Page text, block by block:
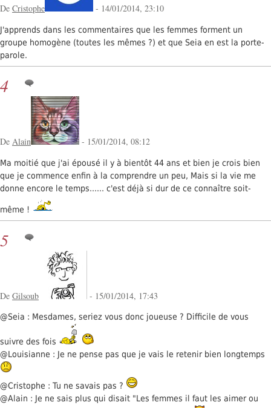
De Cristophe - 14/01/2014, 23:10
J'apprends dans les commentaires que les femmes forment un
groupe homogène (toutes les mêmes ?) et que Seia en est la porte-
parole.
4
De Alain - 15/01/2014, 08:12
Ma moitié que j'ai épousé il y à bientôt 44 ans et bien je crois bien
que je commence enfin à la comprendre un peu, Mais si la vie me
donne encore le temps...... c'est déjà si dur de ce connaître soit-
même !
5
De Gilsoub - 15/01/2014, 17:43
@Seia : Mesdames, seriez vous donc joueuse ? Difficile de vous
suivre des fois
@Louisianne : Je ne pense pas que je vais le retenir bien longtemps
@Cristophe : Tu ne savais pas ?
@Alain : Je ne sais plus qui disait "Les femmes il faut les aimer ou